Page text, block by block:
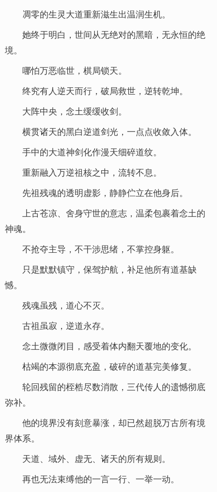
凋零的生灵大道重新滋生出温润生机。
她终于明白，世间从无绝对的黑暗，无永恒的绝
境。
哪怕万恶临世，棋局锁天。
终究有人逆天而行，破局救世，逆转乾坤。
大阵中央，念土缓缓收剑。
横贯诸天的黑白逆道剑光，一点点收敛入体。
手中的大道神剑化作漫天细碎道纹。
重新融入万逆祖核之中，流转不息。
先祖残魂的透明虚影，静静伫立在他身后。
上古苍凉、舍身守世的意志，温柔包裹着念土的
神魂。
不抢夺主导，不干涉思绪，不掌控身躯。
只是默默镇守，保驾护航，补足他所有道基缺
憾。
残魂虽残，道心不灭。
古祖虽寂，逆道永存。
念土微微闭目，感受着体内翻天覆地的变化。
枯竭的本源彻底充盈，破碎的道基完美修复。
轮回残留的桎梏尽数消散，三代传人的遗憾彻底
弥补。
他的境界没有刻意暴涨，却已然超脱万古所有境
界体系。
天道、域外、虚无、诸天的所有规则。
再也无法束缚他的一言一行、一举一动。